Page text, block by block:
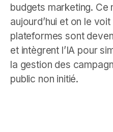
budgets marketing. Ce
aujourd’hui et on le
plateformes sont
et intègrent l’IA pour
la gestion des
public non initié.